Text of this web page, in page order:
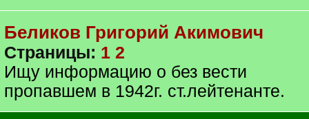
Беликов Григорий Акимович
Страницы: 1 2
Ищу информацию о без вести
пропавшем в 1942г. ст.лейтенанте.